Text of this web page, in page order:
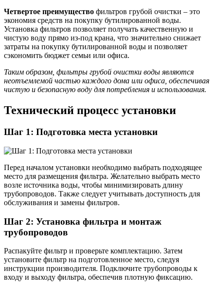
Четвертое преимущество фильтров грубой очистки – это
экономия средств на покупку бутилированной воды.
Установка фильтров позволяет получать качественную и
чистую воду прямо из-под крана, что значительно снижает
затраты на покупку бутилированной воды и позволяет
сэкономить бюджет семьи или офиса.
Таким образом, фильтры грубой очистки воды являются
неотъемлемой частью каждого дома или офиса, обеспечивая
чистую и безопасную воду для потребления и использования.
Технический процесс установки
Шаг 1: Подготовка места установки
Перед началом установки необходимо выбрать подходящее
место для размещения фильтра. Желательно выбрать место
возле источника воды, чтобы минимизировать длину
трубопроводов. Также следует учитывать доступность для
обслуживания и замены фильтров.
Шаг 2: Установка фильтра и монтаж
трубопроводов
Распакуйте фильтр и проверьте комплектацию. Затем
установите фильтр на подготовленное место, следуя
инструкции производителя. Подключите трубопроводы к
входу и выходу фильтра, обеспечив плотную фиксацию.